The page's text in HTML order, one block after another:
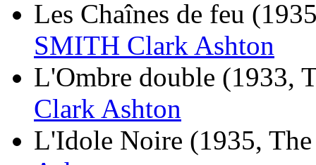
Les Chaînes de feu
SMITH Clark Ashton
L'Ombre double (1933,
Clark Ashton
L'Idole Noire (1935,